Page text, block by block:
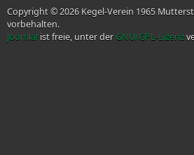
Copyright © 2026 Kegel-Verein 1965
vorbehalten.
Joomla! ist freie, unter der GNU/GPL-Lizenz